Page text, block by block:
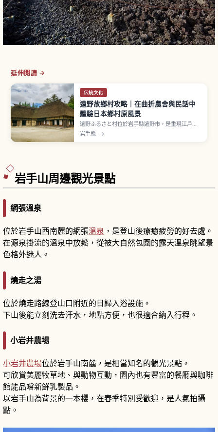
延伸閱讀 →
伝統文化
遠野故鄉村攻略｜在曲折農舍與民話中
體驗日本鄉村原風景
遠野ふるさと村位於岩手縣遠野市，是重現江戶中
期到明治中期農村風景的體驗型設施。園內保存遷
岩手縣 →
岩手山周邊觀光景點
網張溫泉
位於岩手山西南麓的網張溫泉 ，是登山後療癒疲勞的好去處。
在源泉掛流的溫泉中放鬆，從被大自然包圍的露天溫泉眺望景
色格外迷人。
燒走之湯
位於燒走路線登山口附近的日歸入浴設施。
下山後能立刻洗去汗水，地點方便，也很適合納入行程。
小岩井農場
小岩井農場位於岩手山南麓，是相當知名的觀光景點。
可欣賞美麗牧草地、與動物互動，園內也有豐富的餐廳與咖啡
館能品嚐新鮮乳製品。
以岩手山為背景的一本櫻，在春季特別受歡迎，是人氣拍攝
點。